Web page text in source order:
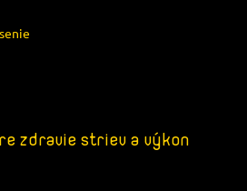
zdravie striev a výkon